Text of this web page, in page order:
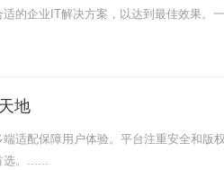
的企业IT解决方案，以达到最佳效果。一
地
适配保障用户体验。平台注重安全和版
选。......